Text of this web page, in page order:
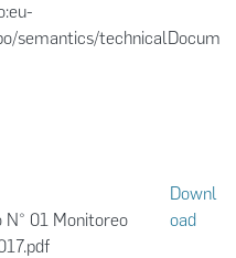
semantics/
01 Monitoreo
Downl
oad